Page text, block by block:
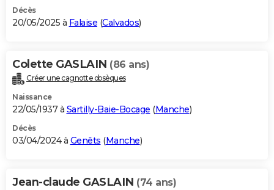
Décès
20/05/2025 à Falaise (Calvados)
Colette GASLAIN (86 ans)
Créer une cagnotte obsèques
Naissance
22/05/1937 à Sartilly-Baie-Bocage (Manche)
Décès
03/04/2024 à Genêts (Manche)
Jean-claude GASLAIN (74 ans)